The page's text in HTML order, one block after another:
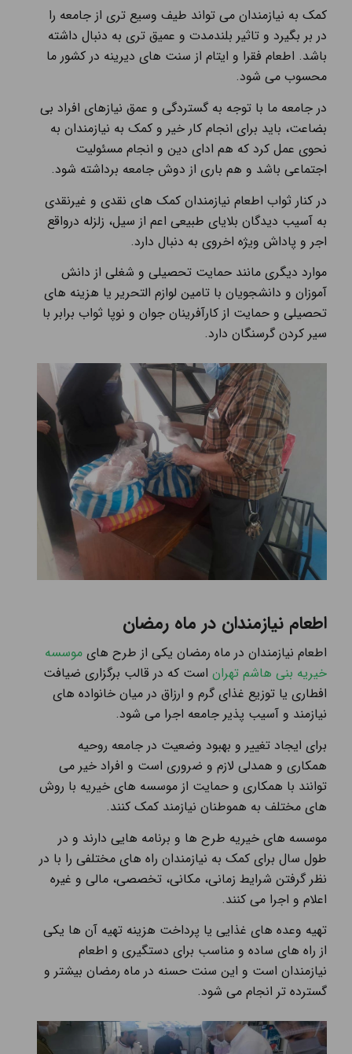
کمک به نیازمندان می تواند طیف وسیع تری از جامعه را
در بر بگیرد و تاثیر بلندمدت و عمیق تری به دنبال داشته
باشد. اطعام فقرا و ایتام از سنت های دیرینه در کشور ما
محسوب می شود.
در جامعه ما با توجه به گستردگی و عمق نیازهای افراد بی
بضاعت، باید برای انجام کار خیر و کمک به نیازمندان به
نحوی عمل کرد که هم ادای دین و انجام مسئولیت
اجتماعی باشد و هم باری از دوش جامعه برداشته شود.
در کنار ثواب اطعام نیازمندان کمک های نقدی و غیرنقدی
به آسیب دیدگان بلایای طبیعی اعم از سیل، زلزله درواقع
اجر و پاداش ویژه اخروی به دنبال دارد.
موارد دیگری مانند حمایت تحصیلی و شغلی از دانش
آموزان و دانشجویان با تامین لوازم التحریر یا هزینه های
تحصیلی و حمایت از کارآفرینان جوان و نوپا ثواب برابر با
سیر کردن گرسنگان دارد.
اطعام نیازمندان در ماه رمضان
اطعام نيازمندان در ماه رمضان یکی از طرح هایموسسه
خیریه بنی هاشم تهران است كه در قالب برگزاری ضيافت
افطاری يا توزيع غذای گرم و ارزاق در ميان خانواده های
نيازمند و آسيب پذير جامعه اجرا می شود.
برای ایجاد تغییر و بهبود وضعیت در جامعه روحیه
همکاری و همدلی لازم و ضروری است و افراد خیر می
توانند با همکاری و حمایت از موسسه های خیریه با روش
های مختلف به هموطنان نیازمند کمک کنند.
موسسه های خیریه طرح ها و برنامه هایی دارند و در
طول سال برای کمک به نیازمندان راه های مختلفی را با در
نظر گرفتن شرایط زمانی، مکانی، تخصصی، مالی و غیره
اعلام و اجرا می کنند.
تهیه وعده های غذایی یا پرداخت هزینه تهیه آن ها یکی
از راه های ساده و مناسب برای دستگیری و اطعام
نيازمندان است و این سنت حسنه در ماه رمضان بیشتر و
گسترده تر انجام می شود.